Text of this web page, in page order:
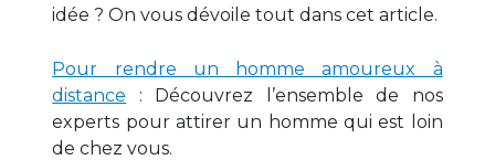
idée ? On vous dévoile tout dans cet article.
Pour rendre un homme amoureux à
distance : Découvrez l’ensemble de nos
experts pour attirer un homme qui est loin
de chez vous.